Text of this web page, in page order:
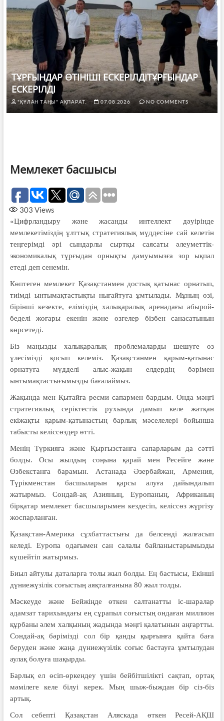
ТҰРҒЫНДАР ӨТІНІШІ ЕСКЕРІЛДІТҰРҒЫНДАР
ЕСКЕРІЛДІ
"ҚҰЛАН ТАҢЫ" АҚПАРАТ. 07.08.2026 NO COMMENTS
Мемлекет басшысы
303 Views
«Цифрландыру және жасанды интеллект дәуірінде
мемлекетіміздің ұлттық стратегиялық мүддесіне сай келетін
теңгерімді әрі сындарлы сыртқы саясаты әлеуметтік-
экономикалық тұрғыдан орнықты дамуымызға зор ықпал
етеді деп сенемін.
Көптеген мемлекет Қазақстанмен достық қатынас орнатып,
тиімді ынтымақтастықты нығайтуға ұмтылады. Мұның өзі,
бірінші кезекте, еліміздің халықаралық аренадағы абырой-
беделі жоғары екенін және өзгелер бізбен санасатынын
көрсетеді.
Біз маңызды халықаралық проблемаларды шешуге өз
үлесімізді қосып келеміз. Қазақстанмен қарым-қатынас
орнатуға мүдделі алыс-жақын елдердің бәрімен
ынтымақтастығымызды бағалаймыз.
Жақында мен Қытайға ресми сапармен бардым. Онда мәңгі
стратегиялық серіктестік рухында дамып келе жатқан
екіжақты қарым-қатынастың барлық мәселелері бойынша
табысты келіссөздер өтті.
Менің Түркияға және Қырғызстанға сапарларым да сәтті
болды. Осы жылдың соңына қарай мен Ресейге және
Өзбекстанға барамын. Астанада Әзербайжан, Армения,
Түрікменстан басшыларын қарсы алуға дайындалып
жатырмыз. Сондай-ақ Азияның, Еуропаның, Африканың
бірқатар мемлекет басшыларымен кездесіп, келіссөз жүргізу
жоспарланған.
Қазақстан-Америка сұхбаттастығы да белсенді жалғасып
келеді. Еуропа одағымен сан салалы байланыстарымызды
күшейтіп жатырмыз.
Биыл айтулы даталарға толы жыл болды. Ең бастысы, Екінші
дүниежүзілік соғыстың аяқталғанына 80 жыл толды.
Мәскеуде және Бейжіңде өткен салтанатты іс-шаралар
адамзат тарихындағы ең сұрапыл соғыстың ондаған миллион
құрбаны әлем халқының жадында мәңгі қалатынын аңғартты.
Сондай-ақ бәрімізді сол бір қанды қырғынға қайта баға
беруден және жаңа дүниежүзілік соғыс бастауға ұмтылудан
аулақ болуға шақырды.
Барлық ел өсіп-өркендеу үшін бейбітшілікті сақтап, ортақ
мәмілеге келе білуі керек. Мың шыж-быждан бір сіз-біз
артық.
Сол себепті Қазақстан Аляскада өткен Ресей-АҚШ